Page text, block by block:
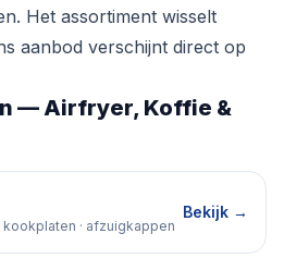
Het assortiment wisselt
aanbod verschijnt direct op
— Airfryer, Koffie &
kookplaten · afzuigkappen
Bekijk →